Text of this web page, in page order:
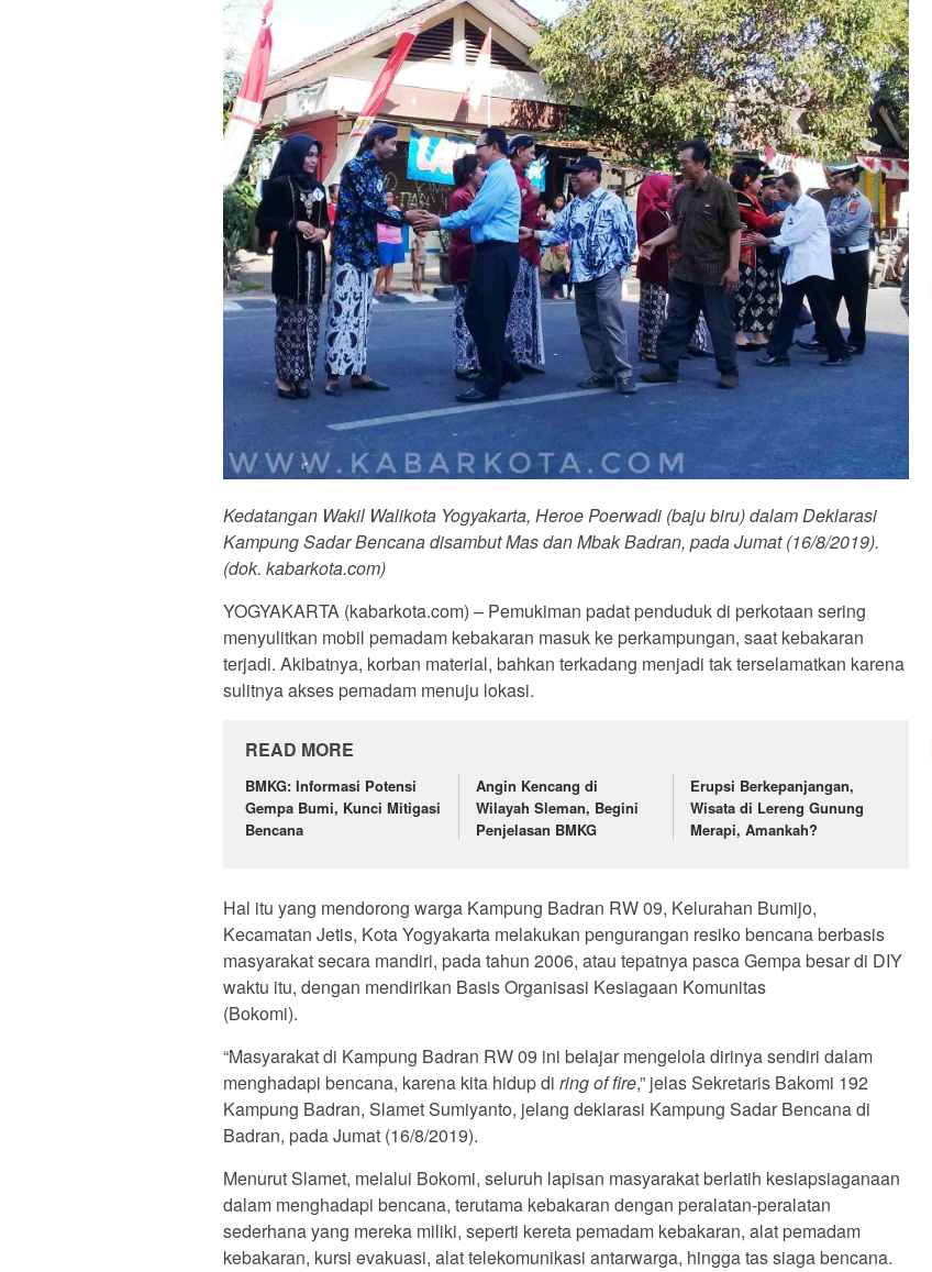
Kedatangan Wakil Walikota Yogyakarta, Heroe Poerwadi (baju biru) dalam Deklarasi
Kampung Sadar Bencana disambut Mas dan Mbak Badran, pada Jumat (16/8/2019).
(dok. kabarkota.com)
YOGYAKARTA (kabarkota.com) – Pemukiman padat penduduk di perkotaan sering
menyulitkan mobil pemadam kebakaran masuk ke perkampungan, saat kebakaran
terjadi. Akibatnya, korban material, bahkan terkadang menjadi tak terselamatkan karena
sulitnya akses pemadam menuju lokasi.
READ MORE
BMKG: Informasi Potensi
Gempa Bumi, Kunci Mitigasi
Bencana
Angin Kencang di
Wilayah Sleman, Begini
Penjelasan BMKG
Erupsi Berkepanjangan,
Wisata di Lereng Gunung
Merapi, Amankah?
Hal itu yang mendorong warga Kampung Badran RW 09, Kelurahan Bumijo,
Kecamatan Jetis, Kota Yogyakarta melakukan pengurangan resiko bencana berbasis
masyarakat secara mandiri, pada tahun 2006, atau tepatnya pasca Gempa besar di DIY
waktu itu, dengan mendirikan Basis Organisasi Kesiagaan Komunitas
(Bokomi).
“Masyarakat di Kampung Badran RW 09 ini belajar mengelola dirinya sendiri dalam
menghadapi bencana, karena kita hidup di ring of fire,” jelas Sekretaris Bakomi 192
Kampung Badran, Slamet Sumiyanto, jelang deklarasi Kampung Sadar Bencana di
Badran, pada Jumat (16/8/2019).
Menurut Slamet, melalui Bokomi, seluruh lapisan masyarakat berlatih kesiapsiaganaan
dalam menghadapi bencana, terutama kebakaran dengan peralatan-peralatan
sederhana yang mereka miliki, seperti kereta pemadam kebakaran, alat pemadam
kebakaran, kursi evakuasi, alat telekomunikasi antarwarga, hingga tas siaga bencana.